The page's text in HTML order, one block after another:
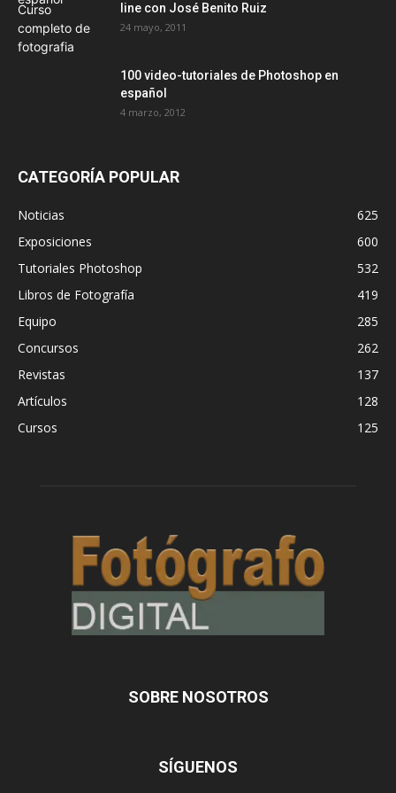
line con José Benito Ruiz
24 mayo, 2011
100 video-tutoriales de Photoshop en
español
4 marzo, 2012
CATEGORÍA POPULAR
Noticias
625
Exposiciones
600
Tutoriales Photoshop
532
Libros de Fotografía
419
Equipo
285
Concursos
262
Revistas
137
Artículos
128
Cursos
125
SOBRE NOSOTROS
SÍGUENOS